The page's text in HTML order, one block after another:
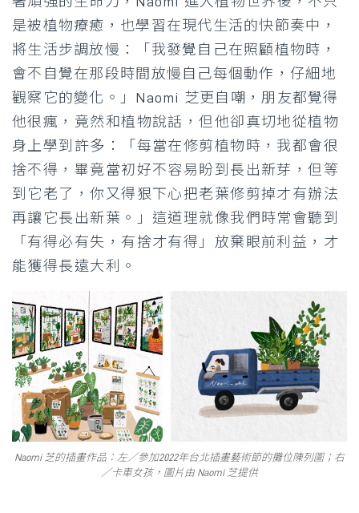
是被植物療癒，也學習在現代生活的快節奏中，
將生活步調放慢：「我發覺自己在照顧植物時，
會不自覺在那段時間放慢自己每個動作，仔細地
觀察它的變化。」Naomi 芝更自嘲，朋友都覺得
他很瘋，竟然和植物說話，但他卻真切地從植物
身上學到許多：「每當在修剪植物時，我都會很
捨不得，畢竟當初好不容易盼到長出新芽，但等
到它老了，你又得狠下心把老葉修剪掉才有辦法
再讓它長出新葉。」這道理就像我們時常會聽到
「有得必有失，有捨才有得」放棄眼前利益，才
能獲得長遠大利。
Naomi 芝的插畫作品：左／參加2022年台北插畫藝術節的攤位陳列圖；右
／卡車女孩，圖片由 Naomi 芝提供